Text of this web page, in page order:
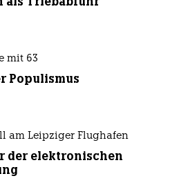
mit 63
Populismus
am Leipziger Flughafen
der elektronischen